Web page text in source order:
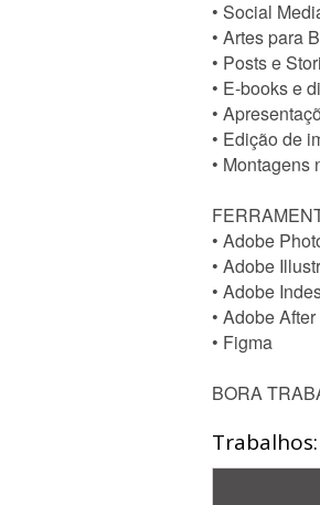
• Social
• Artes para
• Posts e
• E-books e
•
• Edição de
• Montagens
• Adobe
• Adobe
• Adobe
• Adobe
• Figma
BORA
Trabalhos: